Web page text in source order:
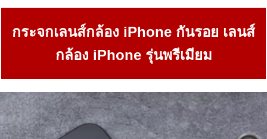
กระจกเลนส์กล้อง iPhone กันรอย เลนส์
กล้อง iPhone รุ่นพรีเมียม